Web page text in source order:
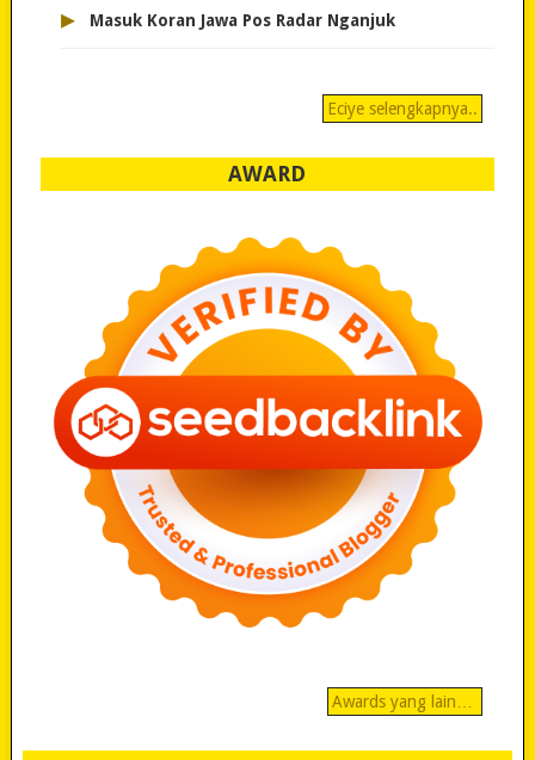
▸ Masuk Koran Jawa Pos Radar Nganjuk
Eciye selengkapnya..
AWARD
Awards yang lain…